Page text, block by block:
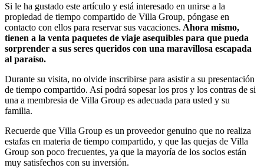
Si le ha gustado este artículo y está interesado en unirse a la
propiedad de tiempo compartido de Villa Group, póngase en
contacto con ellos para reservar sus vacaciones. Ahora mismo,
tienen a la venta paquetes de viaje asequibles para que pueda
sorprender a sus seres queridos con una maravillosa escapada
al paraíso.
Durante su visita, no olvide inscribirse para asistir a su presentación
de tiempo compartido. Así podrá sopesar los pros y los contras de si
una a membresia de Villa Group es adecuada para usted y su
familia.
Recuerde que Villa Group es un proveedor genuino que no realiza
estafas en materia de tiempo compartido, y que las quejas de Villa
Group son poco frecuentes, ya que la mayoría de los socios están
muy satisfechos con su inversión.